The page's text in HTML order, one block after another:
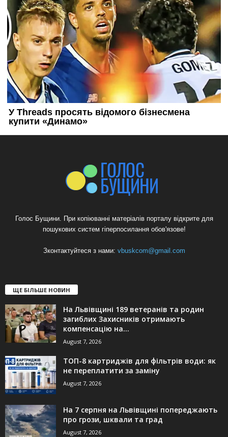
Голос Бущини. При копіюванні матеріалів порталу відкрите для
пошукових систем гіперпосилання обов'язове!
Зконтактуйтеся з нами: vbuskcom@gmail.com
ЩЕ БІЛЬШЕ НОВИН
На Львівщині 189 ветеранів та родин
загиблих Захисників отримають
компенсацію на...
August 7, 2026
ТОП-8 картриджів для фільтрів води: як
не переплатити за заміну
August 7, 2026
На 7 серпня на Львівщині попереджають
про грози, шквали та град
August 7, 2026